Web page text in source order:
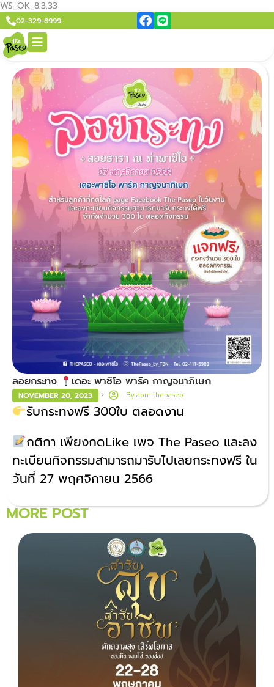
WS_OK_8.3.33
02-329-8999
ลอยกระทง เดอะ พาซิโอ พาร์ค กาญจนาภิเษก
NOVEMBER 20, 2023 Byaom thepaseo
รับกระทงฟรี 300ใบ ตลอดงาน
กติกา เพียงกดLike เพจ The Paseo และลง
ทะเบียนกิจกรรมสามารถมารับไปเลยกระทงฟรี ใน
วันที่ 27 พฤศจิกายน 2566
MORE POST